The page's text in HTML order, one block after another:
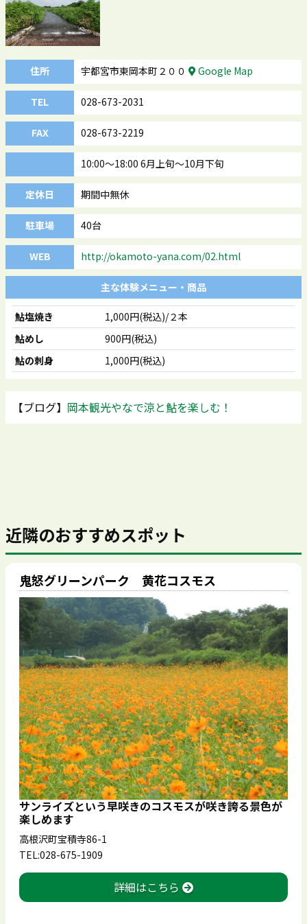
住所 宇都宮市東岡本町２００ Google Map
TEL 028-673-2031
FAX 028-673-2219
10:00～18:00 6月上旬～10月下旬
定休日 期間中無休
駐車場 40台
WEB http://okamoto-yana.com/02.html
主な体験メニュー・商品
鮎塩焼き
1,000円(税込)/２本
鮎めし
900円(税込)
鮎の刺身
1,000円(税込)
【ブログ】 岡本観光やなで涼と鮎を楽しむ！
近隣のおすすめスポット
鬼怒グリーンパーク 黄花コスモス
サンライズという早咲きのコスモスが咲き誇る景色が
楽しめます
高根沢町宝積寺86-1
TEL:028-675-1909
詳細はこちら